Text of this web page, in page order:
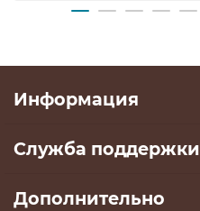
Информация
Служба поддержки
Дополнительно